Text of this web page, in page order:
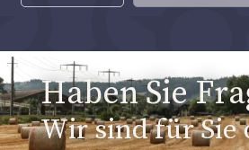
Haben Sie
Wir sind für Sie